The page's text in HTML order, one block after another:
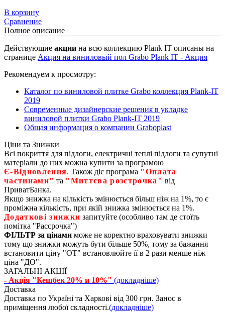
В корзину
Сравнение
Полное описание
Действующие акции на всю коллекцию Plank IT описаны на
странице Акция на виниловый пол Grabo Plank IT - Акция
Рекомендуем к просмотру:
Каталог по виниловой плитке Grabo коллекция Plank-IT
2019
Современные дизайнерские решения в укладке
виниловой плитки Grabo Plank-IT 2019
Общая информация о компании Graboplast
Ціни та Знижки
Всі покриття для підлоги, електричні теплі підлоги та супутні
матеріали до них можна купити за програмою
Є‑Відновлення. Також діє програма "Оплата
частинами" та "Миттєва розстрочка" від
ПриватБанка.
Якщо знижка на кількість змінюється більш ніж на 1%, то є
проміжна кількість, при якій знижка змінюється на 1%.
Додаткові знижки запитуйте (особливо там де стоїть
помітка "Рассрочка")
ФІЛЬТР за цінами може не коректно враховувати знижки
тому що знижки можуть бути більше 50%, тому за бажання
встановити ціну "ОТ" встановлюйте її в 2 рази менше ніж
ціна "ДО".
ЗАГАЛЬНІ АКЦІЇ
- Акція "Кешбек 20% и 10%" (докладніше)
Доставка
Доставка по Україні та Харкові від 300 грн. Занос в
приміщення любої складності.(докладніше)